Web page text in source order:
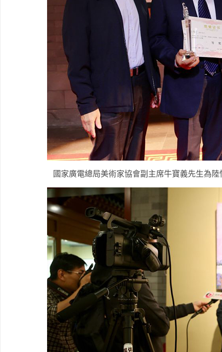
國家廣電總局美術家協會副主席牛寶義先生為